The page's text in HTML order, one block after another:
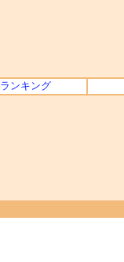
ランキング